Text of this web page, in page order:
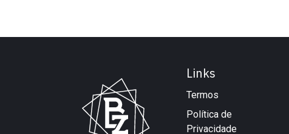
Links
Termos
Política de
Privacidade